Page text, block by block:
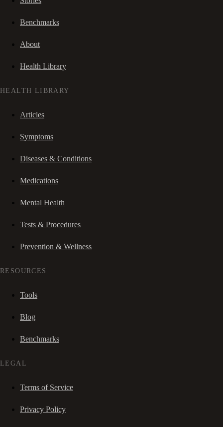
Benchmarks
About
Health Library
HEALTH LIBRARY
Articles
Symptoms
Diseases & Conditions
Medications
Mental Health
Tests & Procedures
Prevention & Wellness
RESOURCES
Tools
Blog
Benchmarks
LEGAL
Terms of Service
Privacy Policy